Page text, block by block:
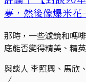
夢，然後像爆米花
那時，一些濾鏡和嗎
底能否變得精美、精
與談人 李照興、馬欣